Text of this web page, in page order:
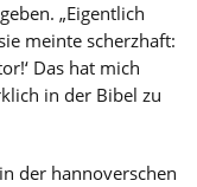
„Eigentlich
meinte scherzhaft:
Das hat mich
in der Bibel zu
der hannoverschen